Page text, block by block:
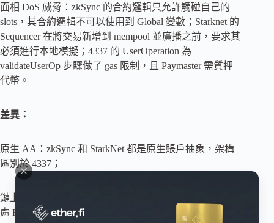
面相 DoS 威脅：zkSync 的合約邏輯只允許觸碰自己的
slots，其合約邏輯不可以使用到 Global 變數；Starknet 的
Sequencer 在將交易新增到 mempool 並廣播之前，要求其
必須進行本地模擬；4337 的 UserOperation 為
validateUserOp 步驟做了 gas 限制，且 Paymaster 需質押
代幣。
差異：
原生 AA：zkSync 和 StarkNet 都是原生賬戶抽象，架構
區別於 4337；
鏈上 Gas 消耗： zkSync 和 StarkNet 都是 layer2，需要考
慮 Rollup 費用；